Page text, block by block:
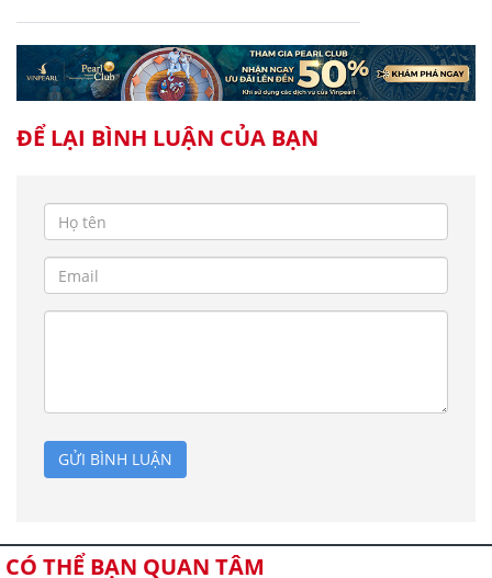
ĐỂ LẠI BÌNH LUẬN CỦA BẠN
GỬI BÌNH LUẬN
CÓ THỂ BẠN QUAN TÂM